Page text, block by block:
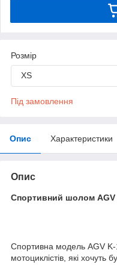
Розмір
XS
Під замовлення
Опис Характеристики
Опис
Спортивний шолом AGV
Спортивна модель AGV
мотоциклістів, які хочуть